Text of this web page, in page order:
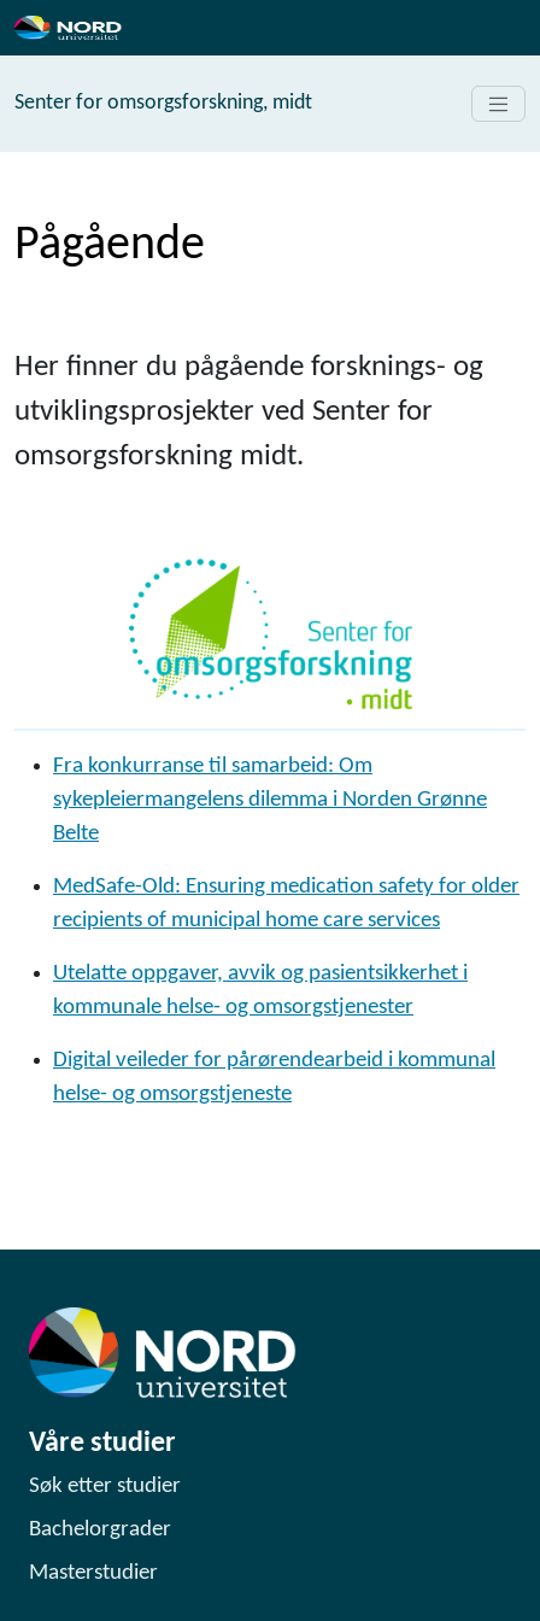
Senter for omsorgsforskning, midt
Pågående
Her finner du pågående forsknings- og
utviklingsprosjekter ved Senter for
omsorgsforskning midt.
Fra konkurranse til samarbeid: Om
sykepleiermangelens dilemma i Norden Grønne
Belte
MedSafe-Old: Ensuring medication safety for older
recipients of municipal home care services
Utelatte oppgaver, avvik og pasientsikkerhet i
kommunale helse- og omsorgstjenester
Digital veileder for pårørendearbeid i kommunal
helse- og omsorgstjeneste
Våre studier
Søk etter studier
Bachelorgrader
Masterstudier